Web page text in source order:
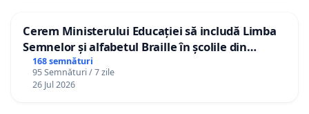
Cerem Ministerului Educației să includă Limba
Semnelor și alfabetul Braille în școlile din
Republica Moldova!
168 semnături
95 Semnături / 7 zile
26 Jul 2026